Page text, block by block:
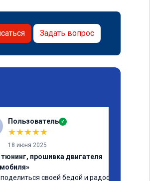
Задать вопрос
Пользователь ✓
★★★★★
18 июня 2025
прошивка двигателя
своей бедой и радостью.